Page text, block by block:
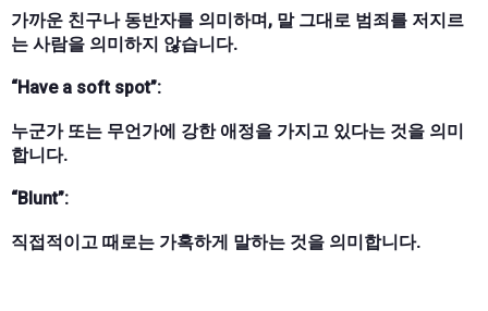
가까운 친구나 동반자를 의미하며, 말 그대로 범죄를 저지르
는 사람을 의미하지 않습니다.
“Have a soft spot”:
누군가 또는 무언가에 강한 애정을 가지고 있다는 것을 의미
합니다.
“Blunt”:
직접적이고 때로는 가혹하게 말하는 것을 의미합니다.